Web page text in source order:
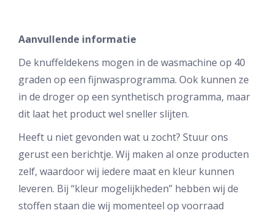
Aanvullende informatie
De knuffeldekens mogen in de wasmachine op 40
graden op een fijnwasprogramma. Ook kunnen ze
in de droger op een synthetisch programma, maar
dit laat het product wel sneller slijten.
Heeft u niet gevonden wat u zocht? Stuur ons
gerust een berichtje. Wij maken al onze producten
zelf, waardoor wij iedere maat en kleur kunnen
leveren. Bij “kleur mogelijkheden” hebben wij de
stoffen staan die wij momenteel op voorraad